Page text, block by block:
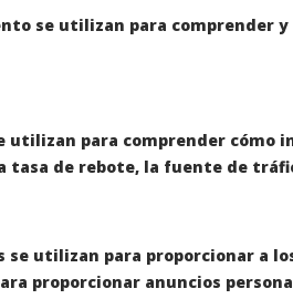
se utilizan para comprender
utilizan para comprender
tasa de rebote, la fuente de
se utilizan para proporcionar a
proporcionar anuncios